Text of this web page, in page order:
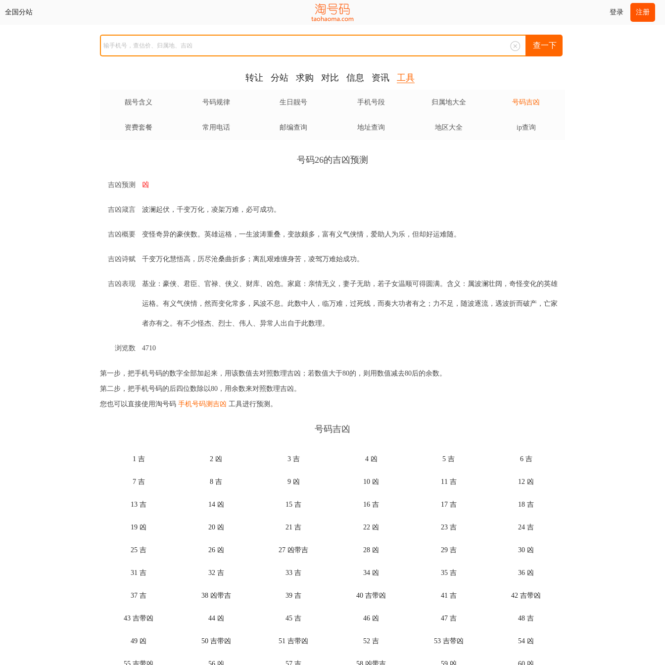
全国分站 登录 注册
查一下
转让 分站 求购 对比 信息 资讯 工具
靓号含义 号码规律 生日靓号 手机号段 归属地大全 号码吉凶
资费套餐 常用电话 邮编查询 地址查询 地区大全 ip查询
号码26的吉凶预测
吉凶预测 凶
吉凶箴言 波澜起伏，千变万化，凌架万难，必可成功。
吉凶概要 变怪奇异的豪侠数。英雄运格，一生波涛重叠，变故颇多，富有义气侠情，爱助人为乐，但却好运难随。
吉凶诗赋 千变万化慧悟高，历尽沧桑曲折多；离乱艰难缠身苦，凌驾万难始成功。
吉凶表现 基业：豪侠、君臣、官禄、侠义、财库、凶危。家庭：亲情无义，妻子无助，若子女温顺可得圆满。含义：属波澜壮阔，奇怪变化的英雄
运格。有义气侠情，然而变化常多，风波不息。此数中人，临万难，过死线，而奏大功者有之；力不足，随波逐流，遇波折而破产，亡家
者亦有之。有不少怪杰、烈士、伟人、异常人出自于此数理。
浏览数 4710
第一步，把手机号码的数字全部加起来，用该数值去对照数理吉凶；若数值大于80的，则用数值减去80后的余数。
第二步，把手机号码的后四位数除以80，用余数来对照数理吉凶。
您也可以直接使用淘号码 手机号码测吉凶 工具进行预测。
号码吉凶
1 吉 2 凶 3 吉 4 凶 5 吉 6 吉
7 吉 8 吉 9 凶 10 凶 11 吉 12 凶
13 吉 14 凶 15 吉 16 吉 17 吉 18 吉
19 凶 20 凶 21 吉 22 凶 23 吉 24 吉
25 吉 26 凶 27 凶带吉 28 凶 29 吉 30 凶
31 吉 32 吉 33 吉 34 凶 35 吉 36 凶
37 吉 38 凶带吉 39 吉 40 吉带凶 41 吉 42 吉带凶
43 吉带凶 44 凶 45 吉 46 凶 47 吉 48 吉
49 凶 50 吉带凶 51 吉带凶 52 吉 53 吉带凶 54 凶